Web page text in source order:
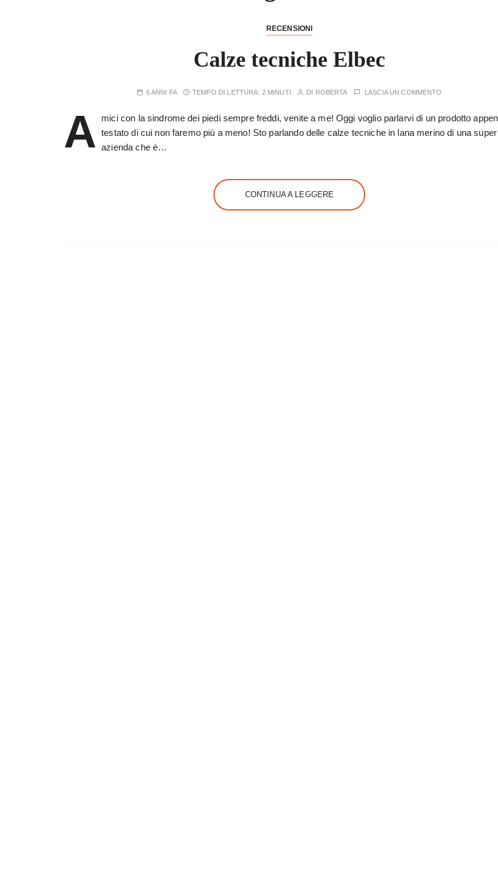
RECENSIONI
Calze tecniche Elbec
6 ANNI FA TEMPO DI LETTURA: 2 MINUTI DI ROBERTA LASCIA UN COMMENTO
A
mici con la sindrome dei piedi sempre freddi, venite a me! Oggi voglio parlarvi di un prodotto
testato di cui non faremo più a meno! Sto parlando delle calze tecniche in lana merino di una super
azienda che è…
CONTINUA A LEGGERE